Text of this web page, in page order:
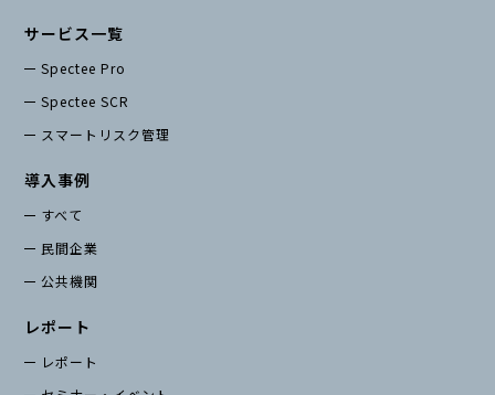
サービス一覧
Spectee Pro
Spectee SCR
スマートリスク管理
導入事例
すべて
民間企業
公共機関
レポート
レポート